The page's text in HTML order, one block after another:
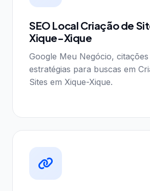
SEO Local Criação de
Xique-Xique
Google Meu Negócio,
estratégias para buscas em
Sites em Xique-Xique.